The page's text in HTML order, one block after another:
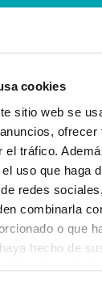
cookies
sitio web se
ofrecer
el tráfico.
uso que haga
redes
combinarla
o que
hecho de